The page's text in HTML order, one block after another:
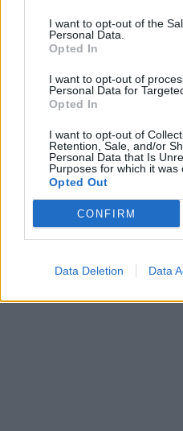
I want to opt-out of the
Personal Data.
Opted In
I want to opt-out of
Personal Data for
Opted In
I want to opt-out of
Retention, Sale, and/or
Personal Data that Is
Purposes for which it was
Opted Out
CONFIRM
Data Deletion Data
gyógypedagógia
ombudsman
PSZ
egymi